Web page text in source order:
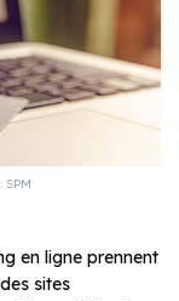
SPM
en ligne prennent
sites